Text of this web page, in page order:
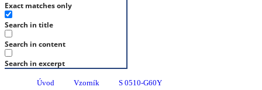
Exact matches only
Search in title
Search in content
Search in excerpt
Úvod Vzorník S 0510-G60Y